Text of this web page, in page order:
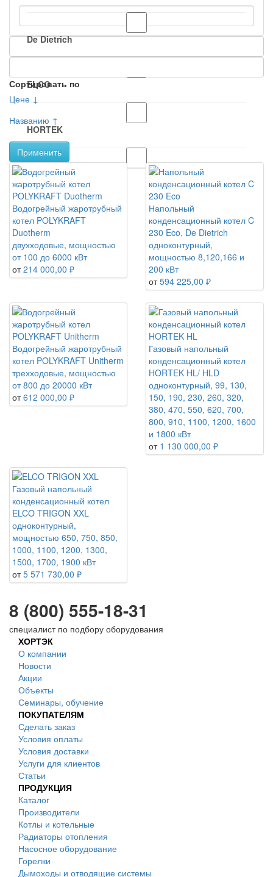
De Dietrich
ELCO
HORTEK
POLYKRAFT
Сортировать по
Цене ↓
Названию ↑
Применить
Водогрейный жаротрубный
котел POLYKRAFT
Duotherm
двухходовые, мощностью
от 100 до 6000 кВт
от 214 000,00 ₽
Напольный
конденсационный котел C
230 Eco, De Dietrich
одноконтурный,
мощностью 8,120,166 и
200 кВт
от 594 225,00 ₽
Водогрейный жаротрубный
котел POLYKRAFT Unitherm
трехходовые, мощностью
от 800 до 20000 кВт
от 612 000,00 ₽
Газовый напольный
конденсационный котел
HORTEK HL/ HLD
одноконтурный, 99, 130,
150, 190, 230, 260, 320,
380, 470, 550, 620, 700,
800, 910, 1100, 1200, 1600
и 1800 кВт
от 1 130 000,00 ₽
Газовый напольный
конденсационный котел
ELCO TRIGON XXL
одноконтурный,
мощностью 650, 750, 850,
1000, 1100, 1200, 1300,
1500, 1700, 1900 кВт
от 5 571 730,00 ₽
8 (800) 555-18-31
специалист по подбору оборудования
ХОРТЭК
О компании
Новости
Акции
Объекты
Семинары, обучение
ПОКУПАТЕЛЯМ
Сделать заказ
Условия оплаты
Условия доставки
Услуги для клиентов
Статьи
ПРОДУКЦИЯ
Каталог
Производители
Котлы и котельные
Радиаторы отопления
Насосное оборудование
Горелки
Дымоходы и отводящие системы